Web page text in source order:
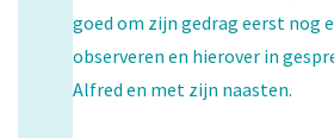
goed om zijn gedrag eerst nog
observeren en hierover in
Alfred en met zijn naasten.